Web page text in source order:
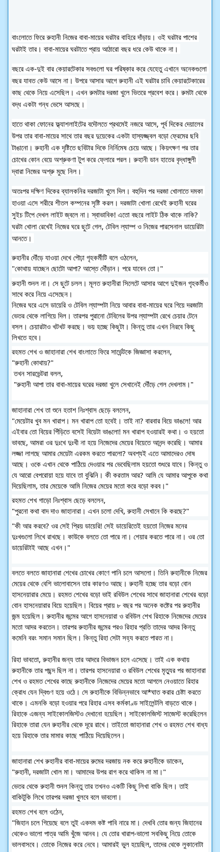
বাংলোতে ফিরে রুহানী নিজের বাবা-মায়ের ঘরটার বাহিরে দাঁড়ায়। ওই ঘরটার পাশের
ঘরটাই তার। বাবা-মায়ের ঘরটাতে প্রায় আঠারো বছর ধরে কেউ থাকে না।
বছরে এক-দুই বার কেয়ারটেকার সবগুলো ঘর পরিষ্কার করে যেহেতু এখানে অনেকগুলো
বছর যাবত কেউ আসে না। উপরে আসার আগে রুহানী এই ঘরটার চাবি কেয়ারটেকারের
কাছ থেকে নিয়ে এসেছিল। এখন রুমটার দরজা খুলে ভিতরে প্রবেশ করে। রুমটা থেকে
বদ্ধ একটা গন্ধ ভেসে আসছে।
হাতে থাকা ফোনের ফ্ল্যাশলাইটের বদৌলতে প্রথমেই নজরে আসে, পূর্ব দিকের দেয়ালের
উপর তার বাবা-মায়ের সাথে তার বছর দুয়েকের একটা হাস্যজ্জ্বল বড়ো ফ্রেমের ছবি
টাঙানো। রুহানী এক দৃষ্টিতে ছবিটার দিকে নির্নিমেষ চেয়ে আছে। কিয়ৎক্ষণ পর তার
চোখের কোন বেয়ে অশ্রুকণা টুপ করে ফ্লোরে পরল। রুহানী ডান হাতের বৃদ্ধাঙ্গুলী
দ্বারা নিজের অশ্রু মুছে নিল।
অতঃপর দক্ষিণ দিকের ব্যালকনির দরজাটা খুলে দিল। বহুদিন পর দরজা খোলাতে দমকা
হাওয়া এসে শরীরে শীতল কম্পনের সৃষ্টি করল। দরজাটা খোলা রেখেই রুহানী ঘরের
সুইচ টিপে দেখল লাইট জ্বলে না। স্বাভাবিক! এতো বছরে লাইট ঠিক থাকে নাকি?
ঘরটা খোলা রেখেই নিজের ঘরে ছুটে গেল, টেবিল ল্যাম্প ও নিজের পারসেনাল ডায়েরিটা
আনতে।
রুহানীর দৌঁড়ে যাওয়া দেখে পৌঢ়া গৃহকর্মীটি বলে ওঠলেন,
"কোথায় যাচ্ছেন ছোটো আপা? আস্তে দৌঁড়ান। পরে যাবেন তো।"
রুহানী শুনল না। সে ছুটে চলল। মূলত রুহানীরা সিলেটে আসার আগে দুইজন গৃহকর্মীও
সাথে করে নিয়ে এসেছেন।
নিজের ঘরে এসে ডায়েরি ও টেবিল ল্যাম্পটা নিয়ে আবার বাবা-মায়ের ঘরে গিয়ে দরজাটা
ভেতর থেকে লাগিয়ে দিল। তারপর পুরানো টেবিলের উপর ল্যাম্পটা রেখে চেয়ার টেনে
বসল। চেয়ারটাও খটখট করছে। ভয় হচ্ছে কিছুটা। কিন্তু তার এখন নিরবে কিছু
লিখতে হবে।
রহমত শেখ ও জাহানারা শেখ বাংলাতে ফিরে সার্ভেন্টকে জিজ্ঞাসা করলেন,
"রুহানী কোথায়?"
তখন সারভেন্টরা বলল,
"রুহানী আপা তার বাবা-মায়ের ঘরের দরজা খুলে সেখানেই দৌঁড়ে গেল দেখলাম।"
জাহানারা শেখ তা শুনে হতাশ নিঃশ্বাস ছেড়ে বললেন,
"মেয়েটার খুব মন খারাপ। মন খারাপ তো হবেই। তাই না? বারবার বিয়ে ভাঙলে! আর
এইবার তো বিয়ের পিঁড়িতে বসেই বিয়েটা ভাঙলো! মন খারাপ হওয়ারই কথা। ও হয়তো
ভাবছে, আমরা ওর দুঃখে দুঃখী না হয়ে নিজেদের মেয়ের বিয়েতে আনন্দ করেছি। আমার
লজ্জা লাগছে আমার মেয়েটা এরকম করতে পারলো? অবশ্যই এতে আমাদেরও দোষ
আছে। ওকে এখান থেকে পাঠিয়ে দেওয়ার পর ভেবেছিলাম হয়তো শুধরে যাবে। কিন্তু ও
যে আরো বেপরোয়া হয়ে যাবে তা বুঝিনি। কী করতাম আর? আমি যে আমার আপুকে কথা
দিয়েছিলাম, তার মেয়েকে আমি নিজের মেয়ের মতো করে বড়ো করব।"
রহমত শেখ গাড়ো নিঃশ্বাস ছেড়ে বললেন,
"পুরনো কথা বাদ দাও জাহানারা। এখন চলো দেখি, রুহানী সেখানে কি করছে?"
"কী আর করবে? ওর সেই প্রিয় ডায়েরি! সেই ডায়েরিতেই হয়তো নিজের মনের
দুঃখগুলো লিখে রাখছে। কাউকে বলতে তো পারে না। শেয়ার করতে পারে না। ওর তো
ডায়েরিটাই আছে এখন।"
বলতে বলতে জাহানারা শেখের চোখের কোণে পানি চলে আসলো। তিনি রুহানীকে নিজের
মেয়ের থেকে বেশি ভালোবাসেন তার কারণও আছে। রুহানী হচ্ছে তার বড়ো বোন
হাসনেয়ারার মেয়ে। রহমত শেখের বড়ো ভাই রবিউল শেখের সাথে জাহানারা শেখের বড়ো
বোন হাসনেয়ারার বিয়ে হয়েছিল। বিয়ের প্রায় ৮ বছর পর অনেক কষ্টের পর রুহানীর
জন্ম হয়েছিল। রুহানীর জন্মের আগে হাসনেয়ারা ও রবিউল শেখ রিহাকে নিজেদের মেয়ের
মতো আদর করতেন। তারপর রুহানীর জন্মের পরও রিহার প্রতি তাদের আদর কিন্তু
কমেনি বরং সমান সমান ছিল। কিন্তু রিহা সেটা সহ্য করতে পারত না।
রিহা ভাবতো, রুহানীর জন্য তার আদরে বিভাজন চলে এসেছে। তাই এক কথায়
রুহানীকে তার পছন্দ ছিল না। তারপর হাসনেয়ারা ও রবিউল শেখের মৃত্যুর পর জাহানারা
শেখ ও রহমত শেখের কাছে রুহানীকে নিজেদের মেয়ের মতো আগলে নেওয়াতে রিহার
ক্রোধ যেন দ্বিগুণ হয়ে ওঠে। সে রুহানীকে বিভিন্নভাবে আ*ঘাত করার চেষ্টা করতে
থাকে। এমনকি বড়ো হওয়ার পরে রিহার এসব কর্মকাণ্ড সাইলেন্টলি বাড়তে থাকে।
রিহাকে এজন্য সাইকোলজিস্টও দেখানো হয়েছিল। সাইকোলজিস্ট সাজেস্ট করেছিলেন
রিহাকে তারা যেন রুহানীর থেকে দূরে রাখে। তাইতো জাহানারা শেখ ও রহমত শেখ বাধ্য
হয়ে রিহাকে তার মামার কাছে পাঠিয়ে দিয়েছিলেন।
জাহানারা শেখ রুহানীর বাবা-মায়ের রুমের দরজায় নক করে রুহানীকে ডাকেন,
"রুহানী, দরজাটা খোল মা। আমাদের উপর রাগ করে থাকিস না মা।"
ভেতর থেকে রুহানী শুনল কিন্তু তার তখনও একটি কিছু লিখা বাকি ছিল। তাই
বাকিটুকি লিখে তারপর দরজা খুলবে বলে ভাবলো।
রহমত শেখ বলে ওঠেন,
"জিহান চলে গিয়েছে বলে তুই একদম কষ্ট পাবি নারে মা। দেখবি তোর জন্য জিহানের
থেকেও ভালো পাত্র আমি খুঁজে আনব। যে তোর খারাপ-ভালো সবকিছু নিয়ে তোকে
ভালবাসবে। তোকে নিজের করে নেবে। আমারই ভুল হয়েছিল, তাদের থেকে লুকানোটা